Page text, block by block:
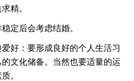
精。
后会考虑结婚。
：要形成良好的个人生活习
文化储备。当然也要适量的运
。